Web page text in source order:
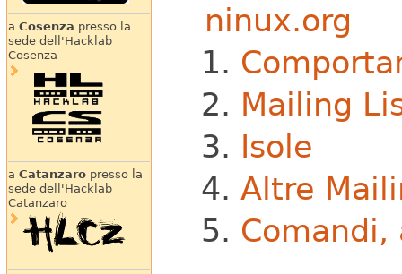
a Cosenza presso la
sede dell'Hacklab
Cosenza
a Catanzaropresso la
sede dell'Hacklab
Catanzaro
ninux.org
Mailing
Isole
Altre